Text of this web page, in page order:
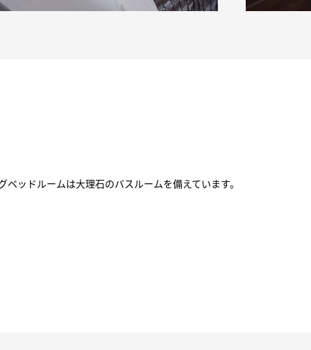
ッドルームは大理石のバスルームを備えています。